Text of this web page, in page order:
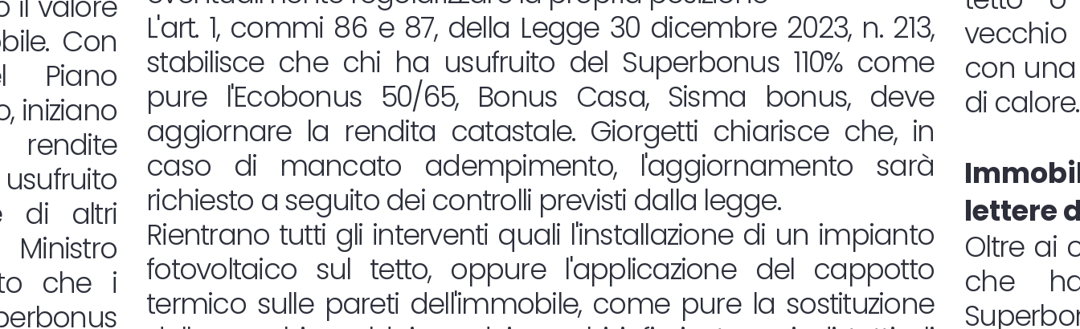
Con
Piano
iniziano
di altri
che i
L'art. 1, commi 86 e 87, della Legge 30 dicembre 2023, n. 213,
stabilisce che chi ha usufruito del Superbonus 110% come
pure l'Ecobonus 50/65, Bonus Casa, Sisma bonus, deve
aggiornare la rendita catastale. Giorgetti chiarisce che, in
caso di mancato adempimento, l'aggiornamento sarà
richiesto a seguito dei controlli previsti dalla legge.
Rientrano tutti gli interventi quali l'installazione di un impianto
fotovoltaico sul tetto, oppure l'applicazione del cappotto
termico sulle pareti dell'immobile, come pure la sostituzione
vecchio
con
di calore.
lettere
Oltre ai
che